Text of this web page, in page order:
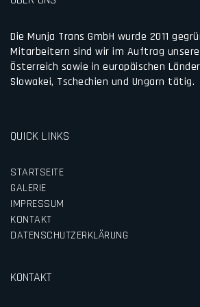
Die Munja Trans GmbH wurde 2011
Mitarbeitern sind wir im Auftrag
Österreich sowie in europäischen
Slowakei, Tschechien und Ungarn tätig.
QUICK LINKS
STARTSEITE
GALERIE
IMPRESSUM
KONTAKT
DATENSCHUTZERKLÄRUNG
KONTAKT